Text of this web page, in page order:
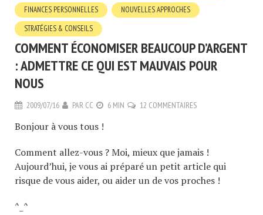
FINANCES PERSONNELLES
NOUVELLES APPROCHES
STRATÉGIES & CONSEILS
COMMENT ÉCONOMISER BEAUCOUP D’ARGENT
: ADMETTRE CE QUI EST MAUVAIS POUR
NOUS
2009/07/16 PAR CC 6 MIN 12 COMMENTAIRES
Bonjour à vous tous !
Comment allez-vous ? Moi, mieux que jamais !
Aujourd’hui, je vous ai préparé un petit article qui
risque de vous aider, ou aider un de vos proches !
^_^